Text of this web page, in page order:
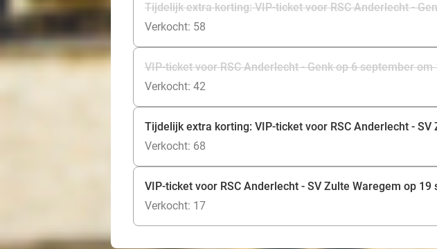
Tijdelijk extra korting: VIP-ticket voor RSC Anderlecht -
Verkocht: 58
VIP-ticket voor RSC Anderlecht - Genk op 6 september om
Verkocht: 42
Tijdelijk extra korting: VIP-ticket voor RSC Anderlecht -
Verkocht: 68
VIP-ticket voor RSC Anderlecht - SV Zulte Waregem op
Verkocht: 17